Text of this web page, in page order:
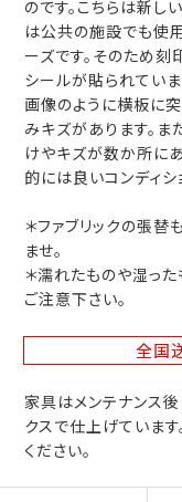
のです。こちらは新し
は公共の施設でも使
ーズです。そのため
シールが貼られていま
画像のように横板に
みキズがあります。
けやキズが数か所に
的には良いコンディシ
＊ファブリックの張替
ませ。
＊濡れたものや湿っ
ご注意下さい。
全国
家具はメンテナンス
クスで仕上げています
ください。